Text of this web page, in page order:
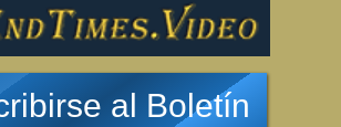
al Boletín